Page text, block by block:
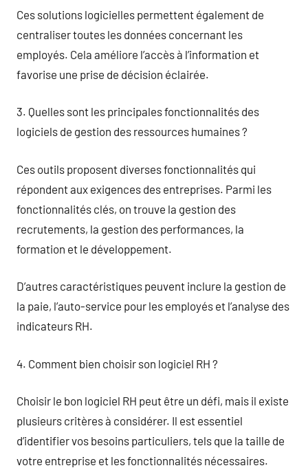
Ces solutions logicielles permettent également de
centraliser toutes les données concernant les
employés. Cela améliore l’accès à l’information et
favorise une prise de décision éclairée.
3. Quelles sont les principales fonctionnalités des
logiciels de gestion des ressources humaines ?
Ces outils proposent diverses fonctionnalités qui
répondent aux exigences des entreprises. Parmi les
fonctionnalités clés, on trouve la gestion des
recrutements, la gestion des performances, la
formation et le développement.
D’autres caractéristiques peuvent inclure la gestion de
la paie, l’auto-service pour les employés et l’analyse des
indicateurs RH.
4. Comment bien choisir son logiciel RH ?
Choisir le bon logiciel RH peut être un défi, mais il existe
plusieurs critères à considérer. Il est essentiel
d’identifier vos besoins particuliers, tels que la taille de
votre entreprise et les fonctionnalités nécessaires.